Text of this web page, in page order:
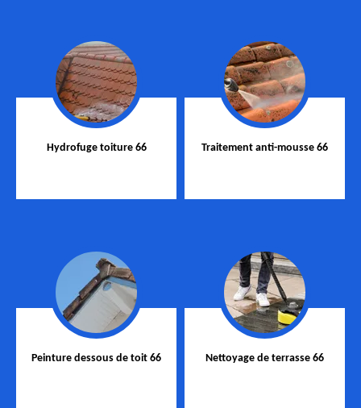
Hydrofuge toiture 66 Traitement anti-mousse 66
Peinture dessous de toit 66 Nettoyage de terrasse 66